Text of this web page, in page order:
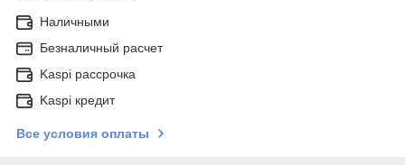
Наличными
Безналичный расчет
Kaspi рассрочка
Kaspi кредит
Все условия оплаты